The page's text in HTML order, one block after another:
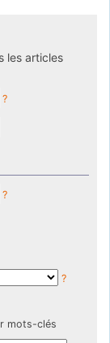
les articles
?
?
?
mots-clés